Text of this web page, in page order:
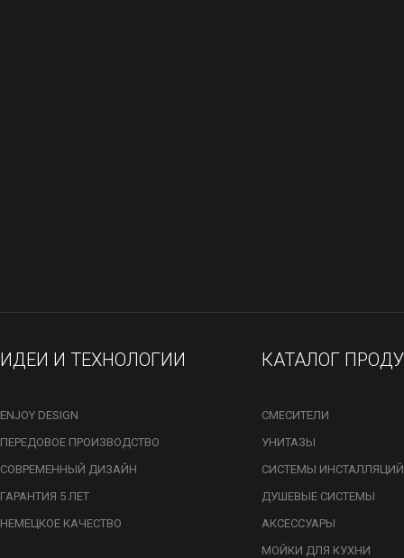
ИДЕИ И ТЕХНОЛОГИИ
ENJOY DESIGN
ПЕРЕДОВОЕ ПРОИЗВОДСТВО
СОВРЕМЕННЫЙ ДИЗАЙН
ГАРАНТИЯ 5 ЛЕТ
НЕМЕЦКОЕ КАЧЕСТВО
КАТАЛОГ
СМЕСИТЕЛИ
УНИТАЗЫ
СИСТЕМЫ ИНСТАЛЛЯЦИЙ
ДУШЕВЫЕ СИСТЕМЫ
АКСЕССУАРЫ
МОЙКИ ДЛЯ КУХНИ